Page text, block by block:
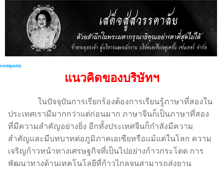
company
แนวคิดของบริษัทฯ
ในปัจจุบันการเรียกร้องต้องการเรียนรู้ภาษาที่สองใน
ประเทศเรามีมากกว่าแต่ก่อนมาก ภาษาจีนก็เป็นภาษาที่สอง
ที่มีความสำคัญอย่างยิ่ง อีกทั้งประเทศจีนก็กำลังมีความ
สำคัญและมีบทบาทต่อภูมิภาคเอเซียหรือแม้แต่ในโลก ความ
เจริญก้าวหน้าทางเศรษฐกิจที่เป็นไปอย่างก้าวกระโดด การ
พัฒนาทางด้านเทคโนโลยีที่ก้าวไกลจนสามารถส่งยาน